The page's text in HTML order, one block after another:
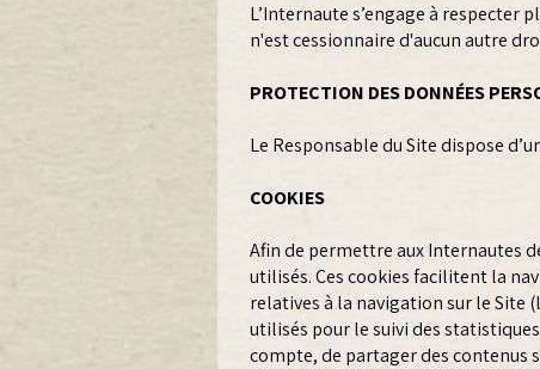
L’Internaute s’engage à respecter
n'est cessionnaire d'aucun autre
PROTECTION DES DONNÉES
Le Responsable du Site dispose
COOKIES
Afin de permettre aux Internautes
utilisés. Ces cookies facilitent la
relatives à la navigation sur le Site
utilisés pour le suivi des
compte, de partager des contenus